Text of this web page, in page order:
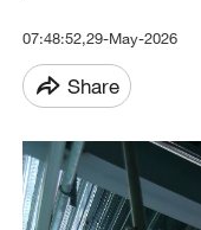
07:48:52,29-May-2026
Share